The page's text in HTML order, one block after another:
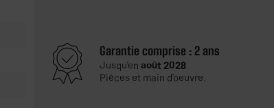
Garantie comprise : 2 ans
Jusqu'en août 2028
Pièces et main d'oeuvre.